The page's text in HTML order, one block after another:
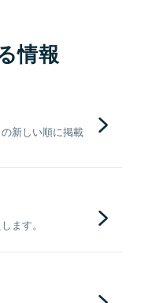
情報
新しい順に掲載
ます。